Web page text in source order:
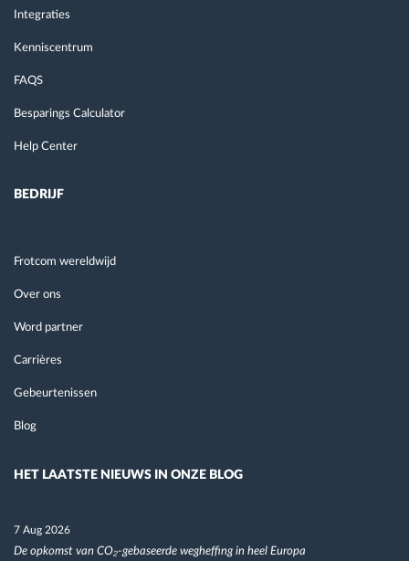
Integraties
Kenniscentrum
FAQS
Besparings Calculator
Help Center
BEDRIJF
Frotcom wereldwijd
Over ons
Word partner
Carrières
Gebeurtenissen
Blog
HET LAATSTE NIEUWS IN ONZE BLOG
7 Aug 2026
De opkomst van CO₂-gebaseerde wegheffing in heel Europa